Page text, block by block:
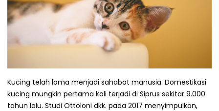
Kucing telah lama menjadi sahabat manusia. Domestikasi
kucing mungkin pertama kali terjadi di Siprus sekitar 9.000
tahun lalu. Studi Ottoloni dkk. pada 2017 menyimpulkan,